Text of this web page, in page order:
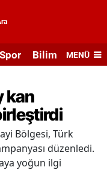
Spor Bilim veMENÜ
kan
Bölgesi, Türk
düzenledi.
yoğun ilgi